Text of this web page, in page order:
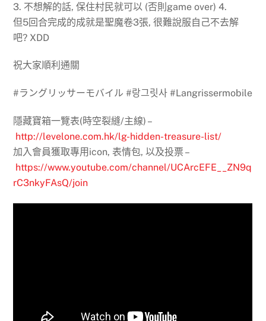
3. 不想解的話, 保住村民就可以 (否則game over) 4.
但5回合完成的成就是聖魔卷3張, 很難說服自己不去解
吧? XDD
祝大家順利通關
#ラングリッサーモバイル #랑그릿사 #Langrissermobile
隱藏寶箱一覽表(時空裂縫/主線) –
http://levelone.com.hk/lg-hidden-treasure-list/
加入會員獲取專用icon, 表情包, 以及投票 –
https://www.youtube.com/channel/UCArcEFE__ZN9q
rC3nkyFAsQ/join